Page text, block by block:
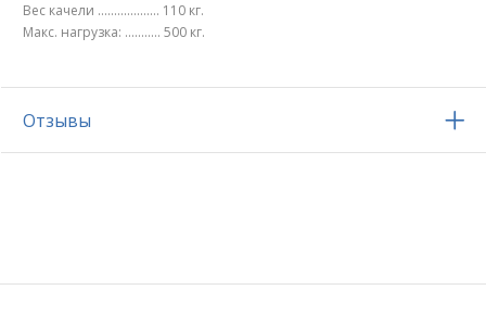
Вес качели ................... 110 кг.
Макс. нагрузка: ........... 500 кг.
Отзывы